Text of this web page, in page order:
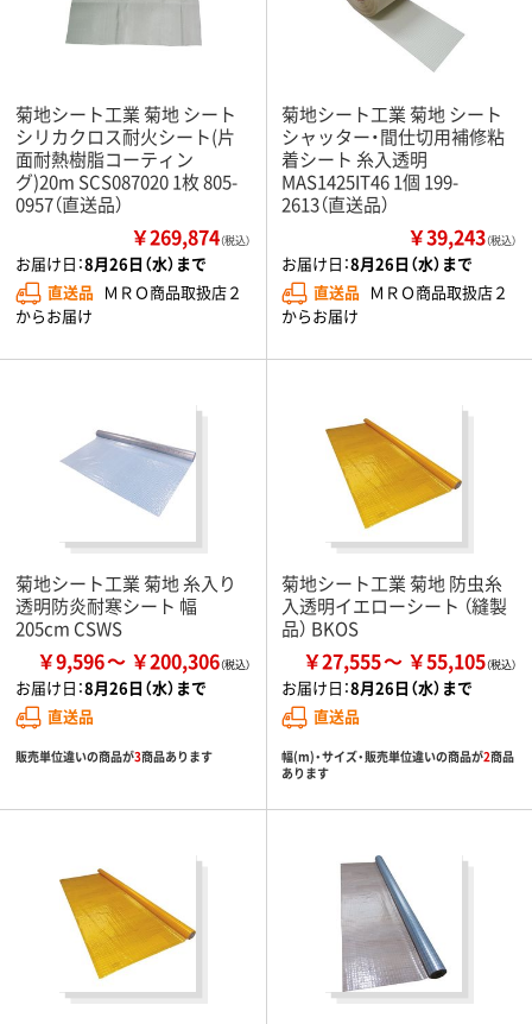
菊地シート工業 菊地 シート
シリカクロス耐火シート(片
面耐熱樹脂コーティン
グ)20m SCS087020 1枚 805-
0957（直送品）
￥269,874（税込）
お届け日：8月26日（水）まで
直送品 ＭＲＯ商品取扱店２
からお届け
菊地シート工業 菊地 シート
シャッター・間仕切用補修粘
着シート 糸入透明
MAS1425IT46 1個 199-
2613（直送品）
￥39,243（税込）
お届け日：8月26日（水）まで
直送品 ＭＲＯ商品取扱店２
からお届け
菊地シート工業 菊地 糸入り
透明防炎耐寒シート 幅
205cm CSWS
￥9,596 ￥200,306
お届け日：8月26日（水）まで
直送品
販売単位違いの商品が3商品あります
菊地シート工業 菊地 防虫糸
入透明イエローシート （縫製
品） BKOS
￥27,555 ￥55,105
お届け日：8月26日（水）まで
直送品
幅(m)・サイズ・販売単位違いの商品が2商品
あります